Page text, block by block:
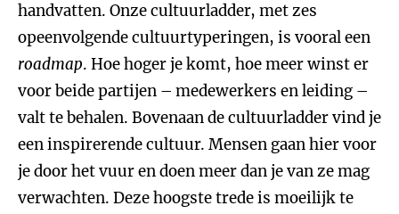
handvatten. Onze cultuurladder, met zes
opeenvolgende cultuurtyperingen, is vooral een
roadmap. Hoe hoger je komt, hoe meer winst er
voor beide partijen – medewerkers en leiding –
valt te behalen. Bovenaan de cultuurladder vind je
een inspirerende cultuur. Mensen gaan hier voor
je door het vuur en doen meer dan je van ze mag
verwachten. Deze hoogste trede is moeilijk te